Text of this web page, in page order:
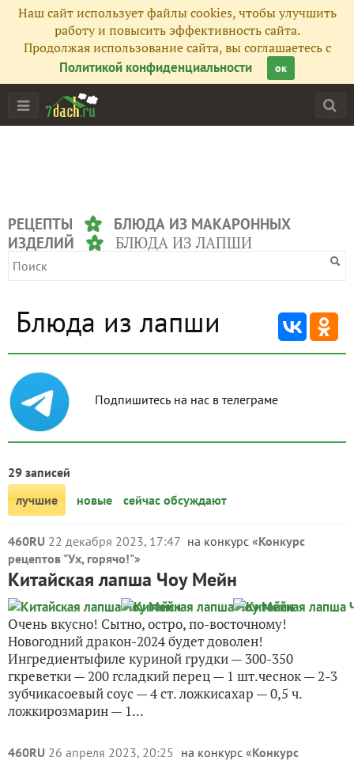
Наш сайт использует файлы cookies, чтобы улучшить
работу и повысить эффективность сайта.
Продолжая использование сайта, вы соглашаетесь с
Политикой конфиденциальности
ок
РЕЦЕПТЫ
БЛЮДА ИЗ МАКАРОННЫХ
ИЗДЕЛИЙ
БЛЮДА ИЗ ЛАПШИ
Блюда из лапши
Подпишитесь на нас в телеграме
29 записей
лучшие
новые сейчас обсуждают
460RU 22 декабря 2023, 17:47 на конкурс «Конкурс
рецептов "Ух, горячо!"»
Китайская лапша Чоу Мейн
Очень вкусно! Сытно, остро, по-восточному!
Новогодний дракон-2024 будет доволен!
Ингредиентыфиле куриной грудки — 300-350
гкреветки — 200 гсладкий перец — 1 шт.чеснок — 2-3
зубчикасоевый соус — 4 ст. ложкисахар — 0,5 ч.
ложкирозмарин — 1...
460RU 26 апреля 2023, 20:25 на конкурс «Конкурс